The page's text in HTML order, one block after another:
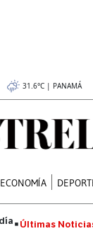
31.6°C | PANAMÁ
ECONOMÍA
Últimas